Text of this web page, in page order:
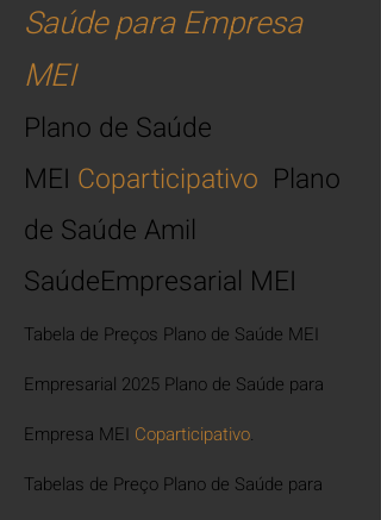
Saúde para Empresa
MEI
Plano de Saúde
MEI Coparticipativo Plano
de Saúde Amil
SaúdeEmpresarial MEI
Tabela de Preços Plano de Saúde MEI
Empresarial 2025 Plano de Saúde para
Empresa MEI Coparticipativo.
Tabelas de Preço Plano de Saúde para